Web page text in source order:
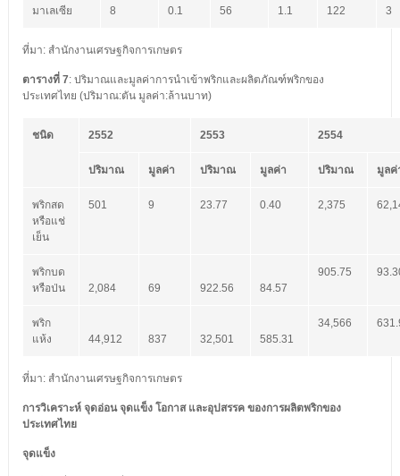
มาเลเซีย 8 0.1 56 1.1 122 3
ที่มา: สำนักงานเศรษฐกิจการเกษตร
ตารางที่ 7: ปริมาณและมูลค่าการนำเข้าพริกและผลิตภัณฑ์พริกของ
ประเทศไทย (ปริมาณ:ตัน มูลค่า:ล้านบาท)
ชนิด 2552 2553 2554
ปริมาณ มูลค่า ปริมาณ มูลค่า ปริมาณ มูลค่
พริกสด
หรือแช่
เย็น
501 9 23.77 0.40 2,375
พริกบด
หรือป่น
2,084 69 922.56 84.57
905.75
พริก
แห้ง
44,912 837 32,501 585.31
34,566
ที่มา: สำนักงานเศรษฐกิจการเกษตร
การวิเคราะห์ จุดอ่อน จุดแข็ง โอกาส และอุปสรรค ของการผลิตพริกของ
ประเทศไทย
จุดแข็ง